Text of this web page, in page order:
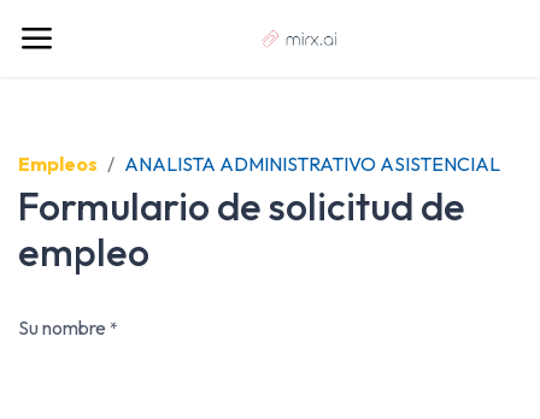
Empleos ANALISTA ADMINISTRATIVO ASISTENCIAL
Formulario de solicitud de
empleo
Su nombre *